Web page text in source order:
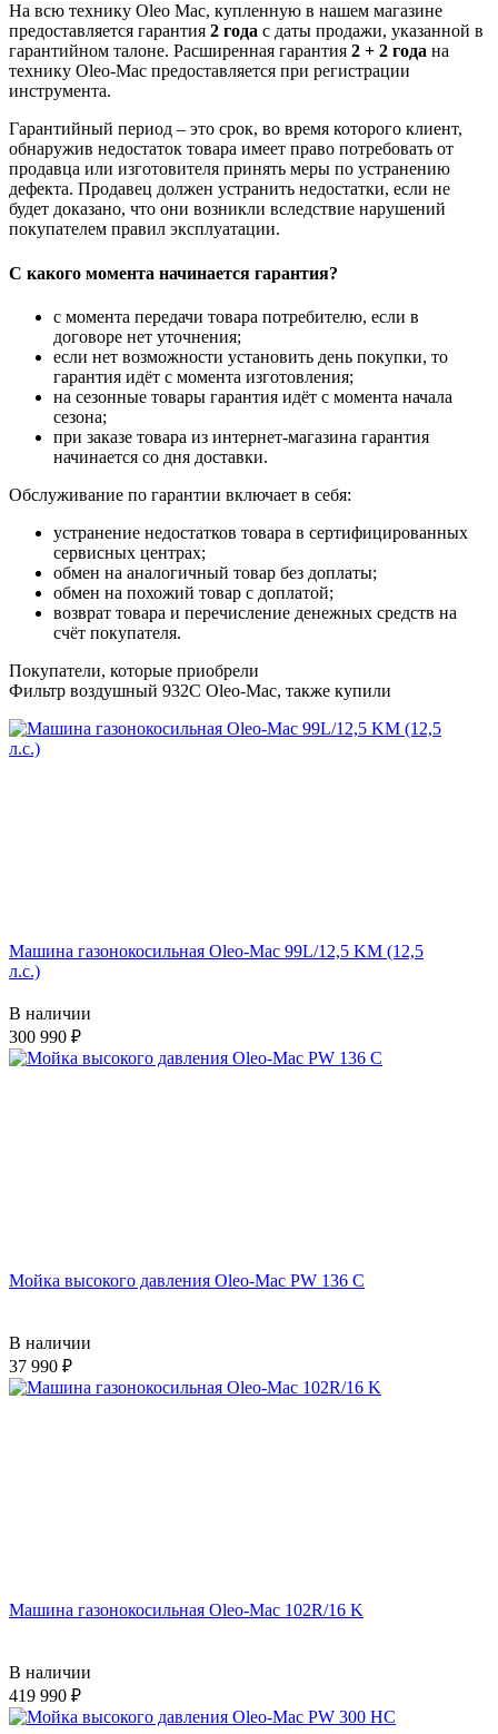
На всю технику Oleo Mac, купленную в нашем магазине
предоставляется гарантия 2 года с даты продажи, указанной в
гарантийном талоне. Расширенная гарантия 2 + 2 года на
технику Oleo-Mac предоставляется при регистрации
инструмента.
Гарантийный период – это срок, во время которого клиент,
обнаружив недостаток товара имеет право потребовать от
продавца или изготовителя принять меры по устранению
дефекта. Продавец должен устранить недостатки, если не
будет доказано, что они возникли вследствие нарушений
покупателем правил эксплуатации.
С какого момента начинается гарантия?
с момента передачи товара потребителю, если в
договоре нет уточнения;
если нет возможности установить день покупки, то
гарантия идёт с момента изготовления;
на сезонные товары гарантия идёт с момента начала
сезона;
при заказе товара из интернет-магазина гарантия
начинается со дня доставки.
Обслуживание по гарантии включает в себя:
устранение недостатков товара в сертифицированных
сервисных центрах;
обмен на аналогичный товар без доплаты;
обмен на похожий товар с доплатой;
возврат товара и перечисление денежных средств на
счёт покупателя.
Покупатели, которые приобрели
Фильтр воздушный 932C Oleo-Мac, также купили
Машина газонокосильная Oleo-Mac 99L/12,5 KM (12,5
л.с.)
В наличии
300 990
Мойка высокого давления Oleo-Mac PW 136 C
В наличии
37 990
Машина газонокосильная Oleo-Mac 102R/16 K
В наличии
419 990